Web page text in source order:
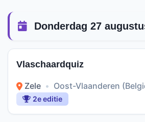
Donderdag 27
Vlaschaardquiz
Zele • Oost-Vlaanderen
2e editie